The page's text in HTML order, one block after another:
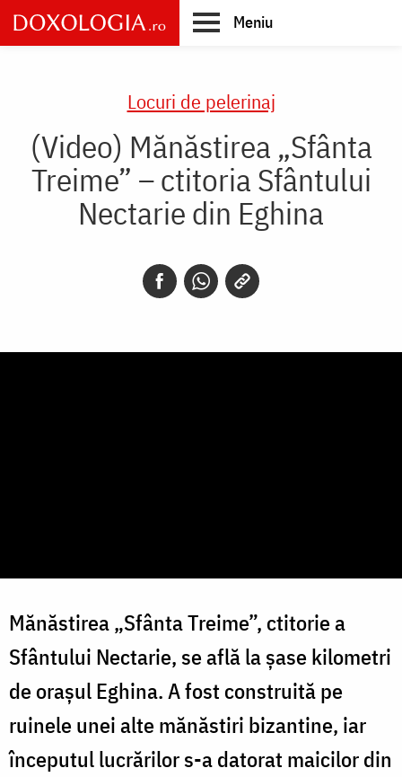
Skip
to
main
Meniu
Locuri de pelerinaj
(Video) Mănăstirea „Sfânta
Treime” – ctitoria Sfântului
Nectarie din Eghina
Mănăstirea „Sfânta Treime”, ctitorie a
Sfântului Nectarie, se află la șase kilometri
de orașul Eghina. A fost construită pe
ruinele unei alte mănăstiri bizantine, iar
începutul lucrărilor s-a datorat maicilor din